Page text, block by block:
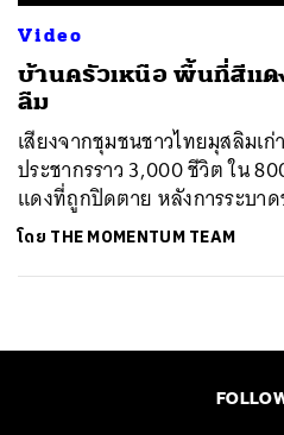
Video
บ้านครัวเหนือ พื้นที่สีแด
ลืม
เสียงจากชุมชนชาวไทยมุสลิมเ
ประชากรราว 3,000 ชีวิต ใน
แดงที่ถูกปิดตาย หลังการระบา
โดย THE MOMENTUM TEAM